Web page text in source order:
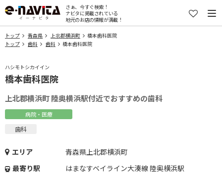
さぁ、今すぐ検索！
ナビタに掲載されている
地元のお店の情報が満載！
トップ 青森県 上北郡横浜町
橋本歯科医院
トップ
歯科 歯科 橋本歯科医院
ハシモトシカイイン
橋本歯科医院
上北郡横浜町 陸奥横浜駅付近でおすすめの歯科
病院・医療
歯科
エリア
青森県上北郡横浜町
最寄り駅
はまなすベイライン大湊線 陸奥横浜駅